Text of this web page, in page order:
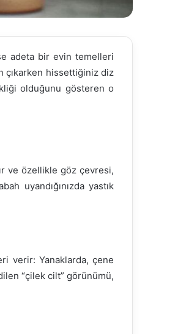
adeta bir evin temelleri
çıkarken hissettiğiniz diz
olduğunu gösteren o
ve özellikle göz çevresi,
uyandığınızda yastık
verir: Yanaklarda, çene
“çilek cilt” görünümü,